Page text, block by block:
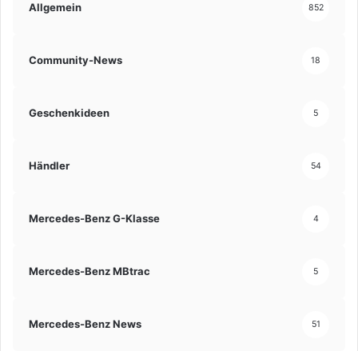
Allgemein 852
Community-News 18
Geschenkideen 5
Händler 54
Mercedes-Benz G-Klasse 4
Mercedes-Benz MBtrac 5
Mercedes-Benz News 51